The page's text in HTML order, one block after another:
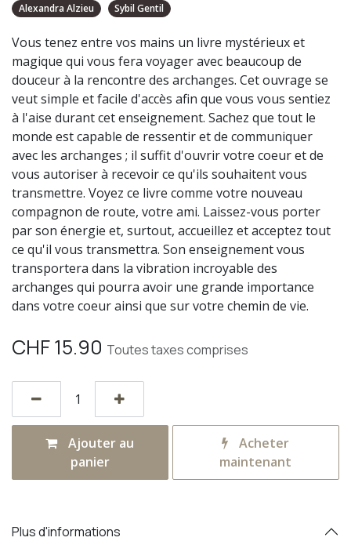
Alexandra Alzieu Sybil Gentil
Vous tenez entre vos mains un livre mystérieux et
magique qui vous fera voyager avec beaucoup de
douceur à la rencontre des archanges. Cet ouvrage se
veut simple et facile d'accès afin que vous vous sentiez
à l'aise durant cet enseignement. Sachez que tout le
monde est capable de ressentir et de communiquer
avec les archanges ; il suffit d'ouvrir votre coeur et de
vous autoriser à recevoir ce qu'ils souhaitent vous
transmettre. Voyez ce livre comme votre nouveau
compagnon de route, votre ami. Laissez-vous porter
par son énergie et, surtout, accueillez et acceptez tout
ce qu'il vous transmettra. Son enseignement vous
transportera dans la vibration incroyable des
archanges qui pourra avoir une grande importance
dans votre coeur ainsi que sur votre chemin de vie.
CHF15.90 Toutes taxes comprises
Ajouter au
panier
Acheter
maintenant
Plus d'informations